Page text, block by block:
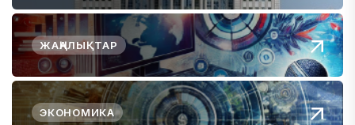
ЖАҢАЛЫҚТАР
ЭКОНОМИКА